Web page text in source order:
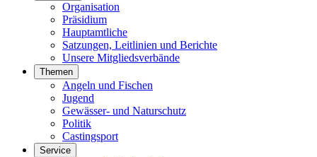
Organisation
Präsidium
Hauptamtliche
Satzungen, Leitlinien und Berichte
Unsere Mitgliedsverbände
Themen
Angeln und Fischen
Jugend
Gewässer- und Naturschutz
Politik
Castingsport
Service